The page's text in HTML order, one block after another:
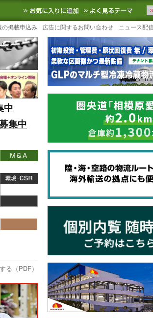
国内外の最新の物流ニュースをお届けし
お気に入りに追加 よ
掲載申込み 広告に関するお問い合わせ ニュース配
中
集中
る（PDF）